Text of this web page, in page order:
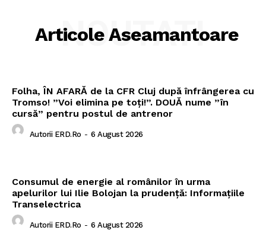
Articole Aseamantoare
NOUTATI
Folha, ÎN AFARĂ de la CFR Cluj după înfrângerea cu
Tromso! ”Voi elimina pe toți!”. DOUĂ nume ”în
cursă” pentru postul de antrenor
Autorii ERD.ro - 6 August 2026
Consumul de energie al românilor în urma
apelurilor lui Ilie Bolojan la prudență: Informațiile
Transelectrica
Autorii ERD.ro - 6 August 2026